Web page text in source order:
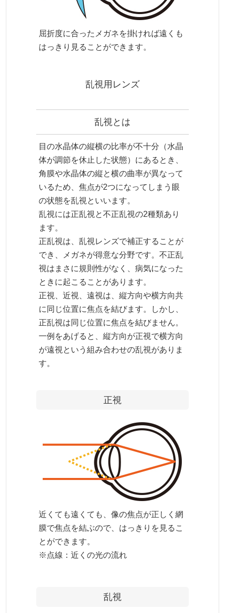
屈折度に合ったメガネを掛ければ遠くも
はっきり見ることができます。
乱視用レンズ
乱視とは
目の水晶体の縦横の比率が不十分（水晶
体が調節を休止した状態）にあるとき、
角膜や水晶体の縦と横の曲率が異なって
いるため、焦点が2つになってしまう眼
の状態を乱視といいます。
乱視には正乱視と不正乱視の2種類あり
ます。
正乱視は、乱視レンズで補正することが
でき、メガネが得意な分野です。不正乱
視はまさに規則性がなく、病気になった
ときに起こることがあります。
正視、近視、遠視は、縦方向や横方向共
に同じ位置に焦点を結びます。しかし、
正乱視は同じ位置に焦点を結びません。
一例をあげると、縦方向が正視で横方向
が遠視という組み合わせの乱視がありま
す。
正視
近くても遠くても、像の焦点が正しく網
膜で焦点を結ぶので、はっきりを見るこ
とができます。
※点線：近くの光の流れ
乱視